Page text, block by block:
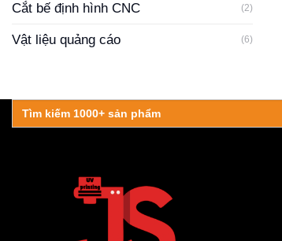
Cắt bế định hình CNC (2)
Vật liệu quảng cáo (6)
Search
for: